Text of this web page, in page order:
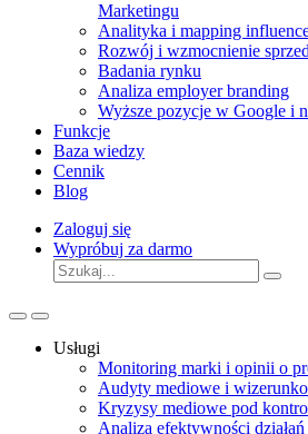
Marketingu
Analityka i mapping
Rozwój i wzmocnienie
Badania rynku
Analiza employer branding
Wyższe pozycje w Google i
Funkcje
Baza wiedzy
Cennik
Blog
Zaloguj się
Wypróbuj za darmo
Usługi
Monitoring marki i opinii o
Audyty mediowe i
Kryzysy mediowe pod
Analiza efektywności